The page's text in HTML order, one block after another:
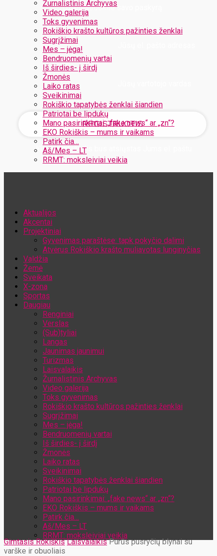
Žurnalistinis Archyvas
Video galerija
Toks gyvenimas
Rokiškio krašto kultūros pažinties ženklai
Sugrįžimai
Mes – jėga!
Bendruomenių vartai
Iš širdies- į širdį
Žmonės
Laiko ratas
Sveikinimai
Rokiškio tapatybės ženklai šiandien
Patriotai be lipdukų
Mano pasirinkimai: „fake news“ ar „zn“?
EKO Rokiškis – mums ir vaikams
Patirk čia…
Aš/Mes – LT
RRMT: moksleiviai veikia
Užregistruokite savo paskyrą
Jūsų slaptažodis bus atsiųstas Jums el. paštu
Aktualijos
Akcentai
Projektiniai
Gyvenimas paraštėse: tapk pokyčio dalimi
Atvėrus Rokiškio krašto muliavotas lunginyčias
Valdžia
Žemė
Sveikata
X-zona
Sportas
Daugiau
Renginiai
Verslas
(Sub)tyliai
Langas
Jaunimas jaunimui
Turizmas
Laisvalaikis
Žurnalistinis Archyvas
Video galerija
Toks gyvenimas
Rokiškio krašto kultūros pažinties ženklai
Sugrįžimai
Mes – jėga!
Bendruomenių vartai
Iš širdies- į širdį
Žmonės
Laiko ratas
Sveikinimai
Rokiškio tapatybės ženklai šiandien
Patriotai be lipdukų
Mano pasirinkimai: „fake news“ ar „zn“?
EKO Rokiškis – mums ir vaikams
Patirk čia…
Aš/Mes – LT
RRMT: moksleiviai veikia
Gimtasis Rokiškis Laisvalaikis Purūs pusryčių blynai su
varške ir obuoliais